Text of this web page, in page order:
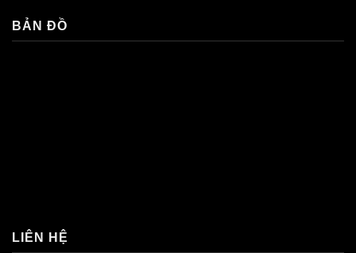
BẢN ĐỒ
LIÊN HỆ